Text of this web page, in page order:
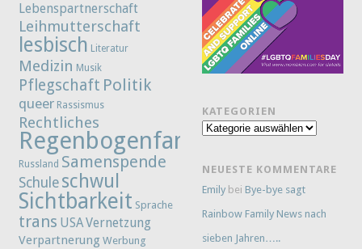
Lebenspartnerschaft
Leihmutterschaft
lesbisch Literatur
Medizin Musik
Pflegschaft Politik
queer Rassismus
Rechtliches
Regenbogenfamilie
Russland Samenspende
Schule schwul
Sichtbarkeit Sprache
trans USAVernetzung
Verpartnerung Werbung
KATEGORIEN
Kategorien
NEUESTE KOMMENTARE
Emily bei Bye-bye sagt
Rainbow Family News nach
sieben Jahren…..